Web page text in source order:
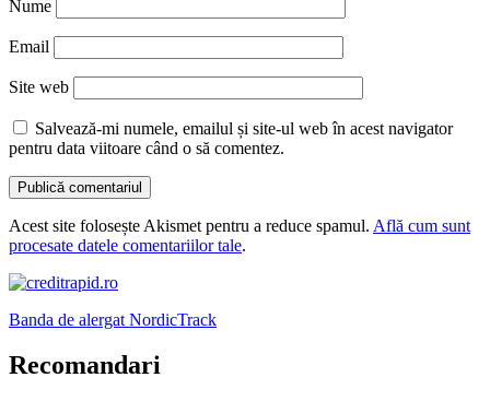
Nume
Email
Site web
Salvează-mi numele, emailul și site-ul web în acest navigator
pentru data viitoare când o să comentez.
Acest site folosește Akismet pentru a reduce spamul. Află cum sunt
procesate datele comentariilor tale.
Banda de alergat NordicTrack
Recomandari